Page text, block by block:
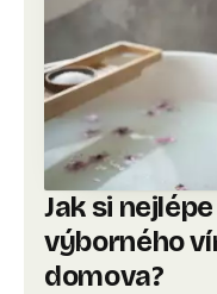
Jak si
výborného
domova?